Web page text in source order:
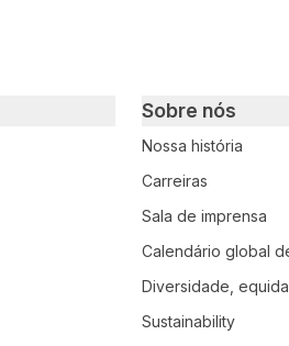
Sobre nós
Nossa história
Carreiras
Sala de imprensa
Calendário global
Diversidade,
Sustainability